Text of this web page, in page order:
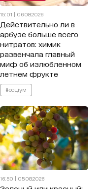
15:01 | 06.08.2026
Действительно ли в
арбузе больше всего
нитратов: химик
развенчала главный
миф об излюбленном
летнем фрукте
#соціум
16:50 | 05.08.2026